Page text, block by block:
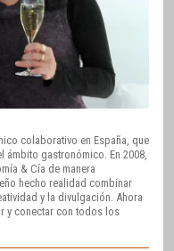
colaborativo en España, que
ámbito gastronómico. En 2008,
& Cía de manera
hecho realidad combinar
y la divulgación. Ahora
y conectar con todos los